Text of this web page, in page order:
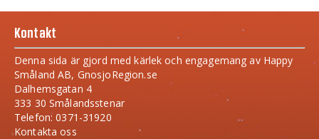
Kontakt
Denna sida är gjord med kärlek och engagemang av Happy
Småland AB, GnosjoRegion.se
Dalhemsgatan 4
333 30 Smålandsstenar
Telefon: 0371-31920
Kontakta oss